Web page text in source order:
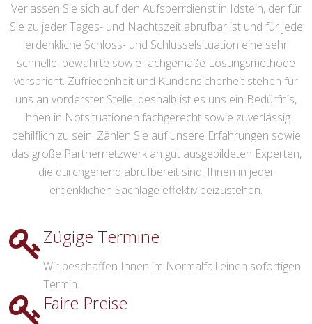
Verlassen Sie sich auf den Aufsperrdienst in Idstein, der für
Sie zu jeder Tages- und Nachtszeit abrufbar ist und für jede
erdenkliche Schloss- und Schlüsselsituation eine sehr
schnelle, bewährte sowie fachgemäße Lösungsmethode
verspricht. Zufriedenheit und Kundensicherheit stehen für
uns an vorderster Stelle, deshalb ist es uns ein Bedürfnis,
Ihnen in Notsituationen fachgerecht sowie zuverlässig
behilflich zu sein. Zählen Sie auf unsere Erfahrungen sowie
das große Partnernetzwerk an gut ausgebildeten Experten,
die durchgehend abrufbereit sind, Ihnen in jeder
erdenklichen Sachlage effektiv beizustehen.
Zügige Termine
Wir beschaffen Ihnen im Normalfall einen sofortigen
Termin.
Faire Preise